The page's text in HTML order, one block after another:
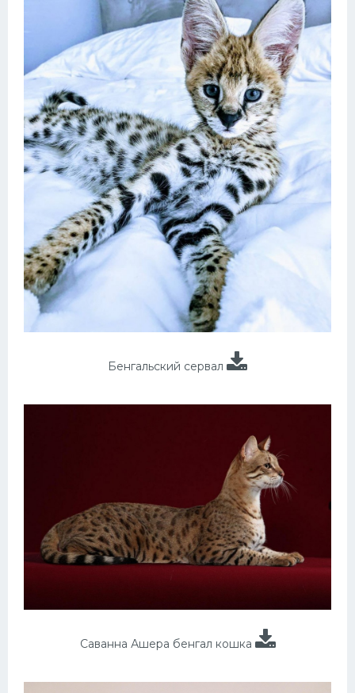
Бенгальский сервал
Саванна Ашера бенгал кошка